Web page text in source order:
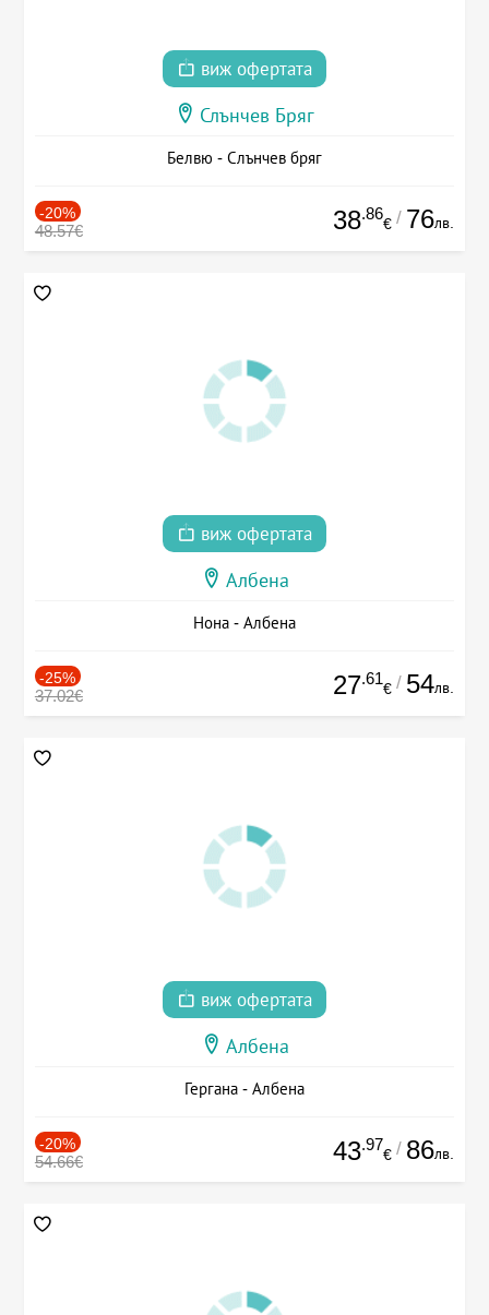
виж офертата
Слънчев Бряг
Белвю - Слънчев бряг
-20%
48.57€ 38.86
€ / 76лв.
виж офертата
Албена
Нона - Албена
-25%
37.02€ 27.61
€ / 54лв.
виж офертата
Албена
Гергана - Албена
-20%
54.66€ 43.97
€ / 86лв.